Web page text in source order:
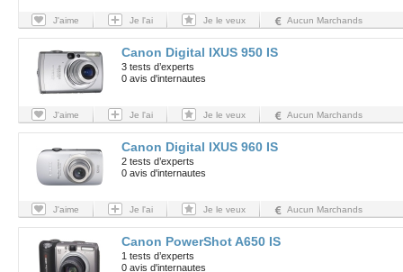
J'aime Je l'ai Je le veux Aucun Marchands
Canon Digital IXUS 950 IS
3 tests d’experts
0 avis d'internautes
J'aime Je l'ai Je le veux Aucun Marchands
Canon Digital IXUS 960 IS
2 tests d’experts
0 avis d'internautes
J'aime Je l'ai Je le veux Aucun Marchands
Canon PowerShot A650 IS
1 tests d’experts
0 avis d'internautes